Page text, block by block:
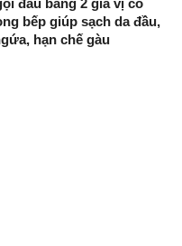
bếp giúp sạch da đầu,
hạn chế gàu